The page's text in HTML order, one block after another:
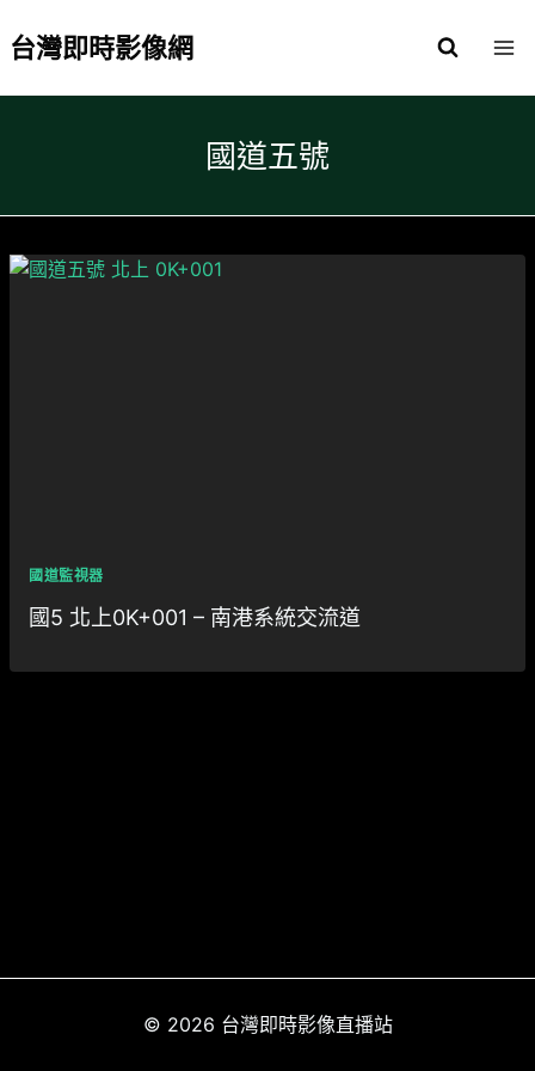
to台灣即時影像網
國道五號
國道監視器
國5 北上0K+001 – 南港系統交流道
© 2026 台灣即時影像直播站